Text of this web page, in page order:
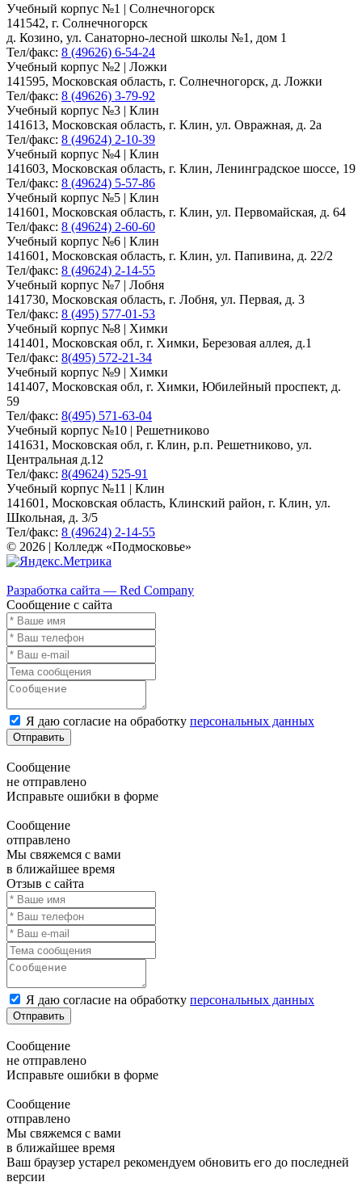
Учебный корпус №1 | Солнечногорск
141542, г. Солнечногорск
д. Козино, ул. Санаторно-лесной школы №1, дом 1
Тел/факс: 8 (49626) 6-54-24
Учебный корпус №2 | Ложки
141595, Московская область, г. Солнечногорск, д. Ложки
Тел/факс: 8 (49626) 3-79-92
Учебный корпус №3 | Клин
141613, Московская область, г. Клин, ул. Овражная, д. 2а
Тел/факс: 8 (49624) 2-10-39
Учебный корпус №4 | Клин
141603, Московская область, г. Клин, Ленинградское шоссе, 19
Тел/факс: 8 (49624) 5-57-86
Учебный корпус №5 | Клин
141601, Московская область, г. Клин, ул. Первомайская, д. 64
Тел/факс: 8 (49624) 2-60-60
Учебный корпус №6 | Клин
141601, Московская область, г. Клин, ул. Папивина, д. 22/2
Тел/факс: 8 (49624) 2-14-55
Учебный корпус №7 | Лобня
141730, Московская область, г. Лобня, ул. Первая, д. 3
Тел/факс: 8 (495) 577-01-53
Учебный корпус №8 | Химки
141401, Московская обл, г. Химки, Березовая аллея, д.1
Тел/факс: 8(495) 572-21-34
Учебный корпус №9 | Химки
141407, Московская обл, г. Химки, Юбилейный проспект, д.
59
Тел/факс: 8(495) 571-63-04
Учебный корпус №10 | Решетниково
141631, Московская обл, г. Клин, р.п. Решетниково, ул.
Центральная д.12
Тел/факс: 8(49624) 525-91
Учебный корпус №11 | Клин
141601, Московская область, Клинский район, г. Клин, ул.
Школьная, д. 3/5
Тел/факс: 8 (49624) 2-14-55
© 2026 | Колледж «Подмосковье»
Разработка сайта — Red Company
Сообщение с сайта
Я даю согласие на обработку персональных данных
Отправить
Сообщение
не отправлено
Исправьте ошибки в форме
Сообщение
отправлено
Мы свяжемся с вами
в ближайшее время
Отзыв с сайта
Я даю согласие на обработку персональных данных
Отправить
Сообщение
не отправлено
Исправьте ошибки в форме
Сообщение
отправлено
Мы свяжемся с вами
в ближайшее время
Ваш браузер устарел рекомендуем обновить его до последней
версии